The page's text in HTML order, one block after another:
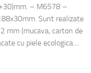
– M6578 –
Sunt realizate
mm (mucava, carton de
cu piele ecologica....